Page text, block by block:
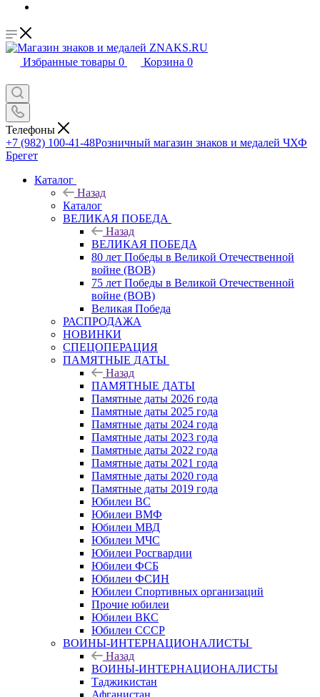
Избранные товары 0 Корзина 0
Телефоны
+7 (982) 100-41-48Розничный магазин знаков и медалей ЧХФ
Брегет
Каталог
Назад
Каталог
ВЕЛИКАЯ ПОБЕДА
Назад
ВЕЛИКАЯ ПОБЕДА
80 лет Победы в Великой Отечественной
войне (ВОВ)
75 лет Победы в Великой Отечественной
войне (ВОВ)
Великая Победа
РАСПРОДАЖА
НОВИНКИ
СПЕЦОПЕРАЦИЯ
ПАМЯТНЫЕ ДАТЫ
Назад
ПАМЯТНЫЕ ДАТЫ
Памятные даты 2026 года
Памятные даты 2025 года
Памятные даты 2024 года
Памятные даты 2023 года
Памятные даты 2022 года
Памятные даты 2021 года
Памятные даты 2020 года
Памятные даты 2019 года
Юбилеи ВС
Юбилеи ВМФ
Юбилеи МВД
Юбилеи МЧС
Юбилеи Росгвардии
Юбилеи ФСБ
Юбилеи ФСИН
Юбилеи Спортивных организаций
Прочие юбилеи
Юбилеи ВКС
Юбилеи СССР
ВОИНЫ-ИНТЕРНАЦИОНАЛИСТЫ
Назад
ВОИНЫ-ИНТЕРНАЦИОНАЛИСТЫ
Таджикистан
Афганистан